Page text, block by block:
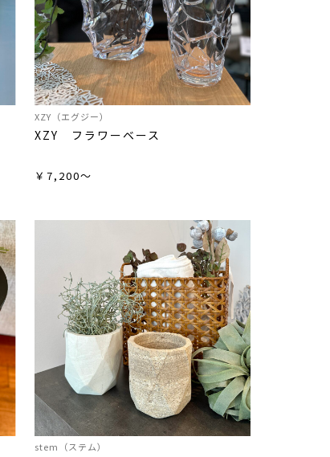
XZY（エグジー）
XZY フラワーベース
￥7,200～
stem（ステム）